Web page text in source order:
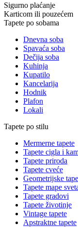
Sigurno plaćanje
Karticom ili pouzećem
Tapete po sobama
Dnevna soba
Spavaća soba
Dečija soba
Kuhinja
Kupatilo
Kancelarija
Hodnik
Plafon
Lokali
Tapete po stilu
Mermerne tapete
Tapete cigla i
Tapete priroda
Tapete cveće
Geometrijske
Tapete mape
Tapete gradovi
Tapete životinje
Vintage tapete
Apstraktne tapete